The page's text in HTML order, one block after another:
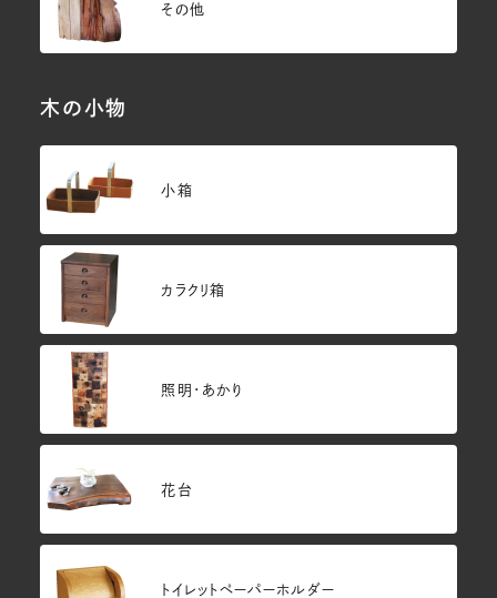
その他
木の小物
小箱
カラクリ箱
照明・あかり
花台
トイレットペーパーホルダー